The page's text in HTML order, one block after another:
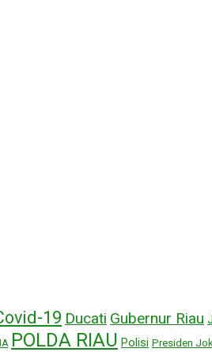
19 Ducati Gubernur Riau
POLDA RIAU Polisi Presiden